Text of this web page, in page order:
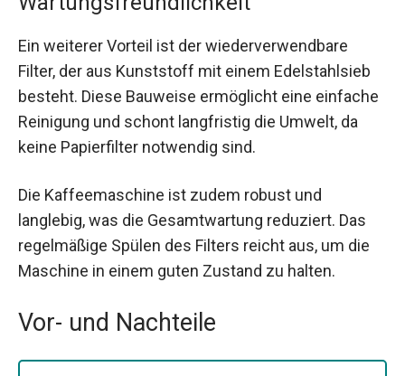
Ein weiterer Vorteil ist der wiederverwendbare
Filter, der aus Kunststoff mit einem Edelstahlsieb
besteht. Diese Bauweise ermöglicht eine einfache
Reinigung und schont langfristig die Umwelt, da
keine Papierfilter notwendig sind.
Die Kaffeemaschine ist zudem robust und
langlebig, was die Gesamtwartung reduziert. Das
regelmäßige Spülen des Filters reicht aus, um die
Maschine in einem guten Zustand zu halten.
Vor- und Nachteile